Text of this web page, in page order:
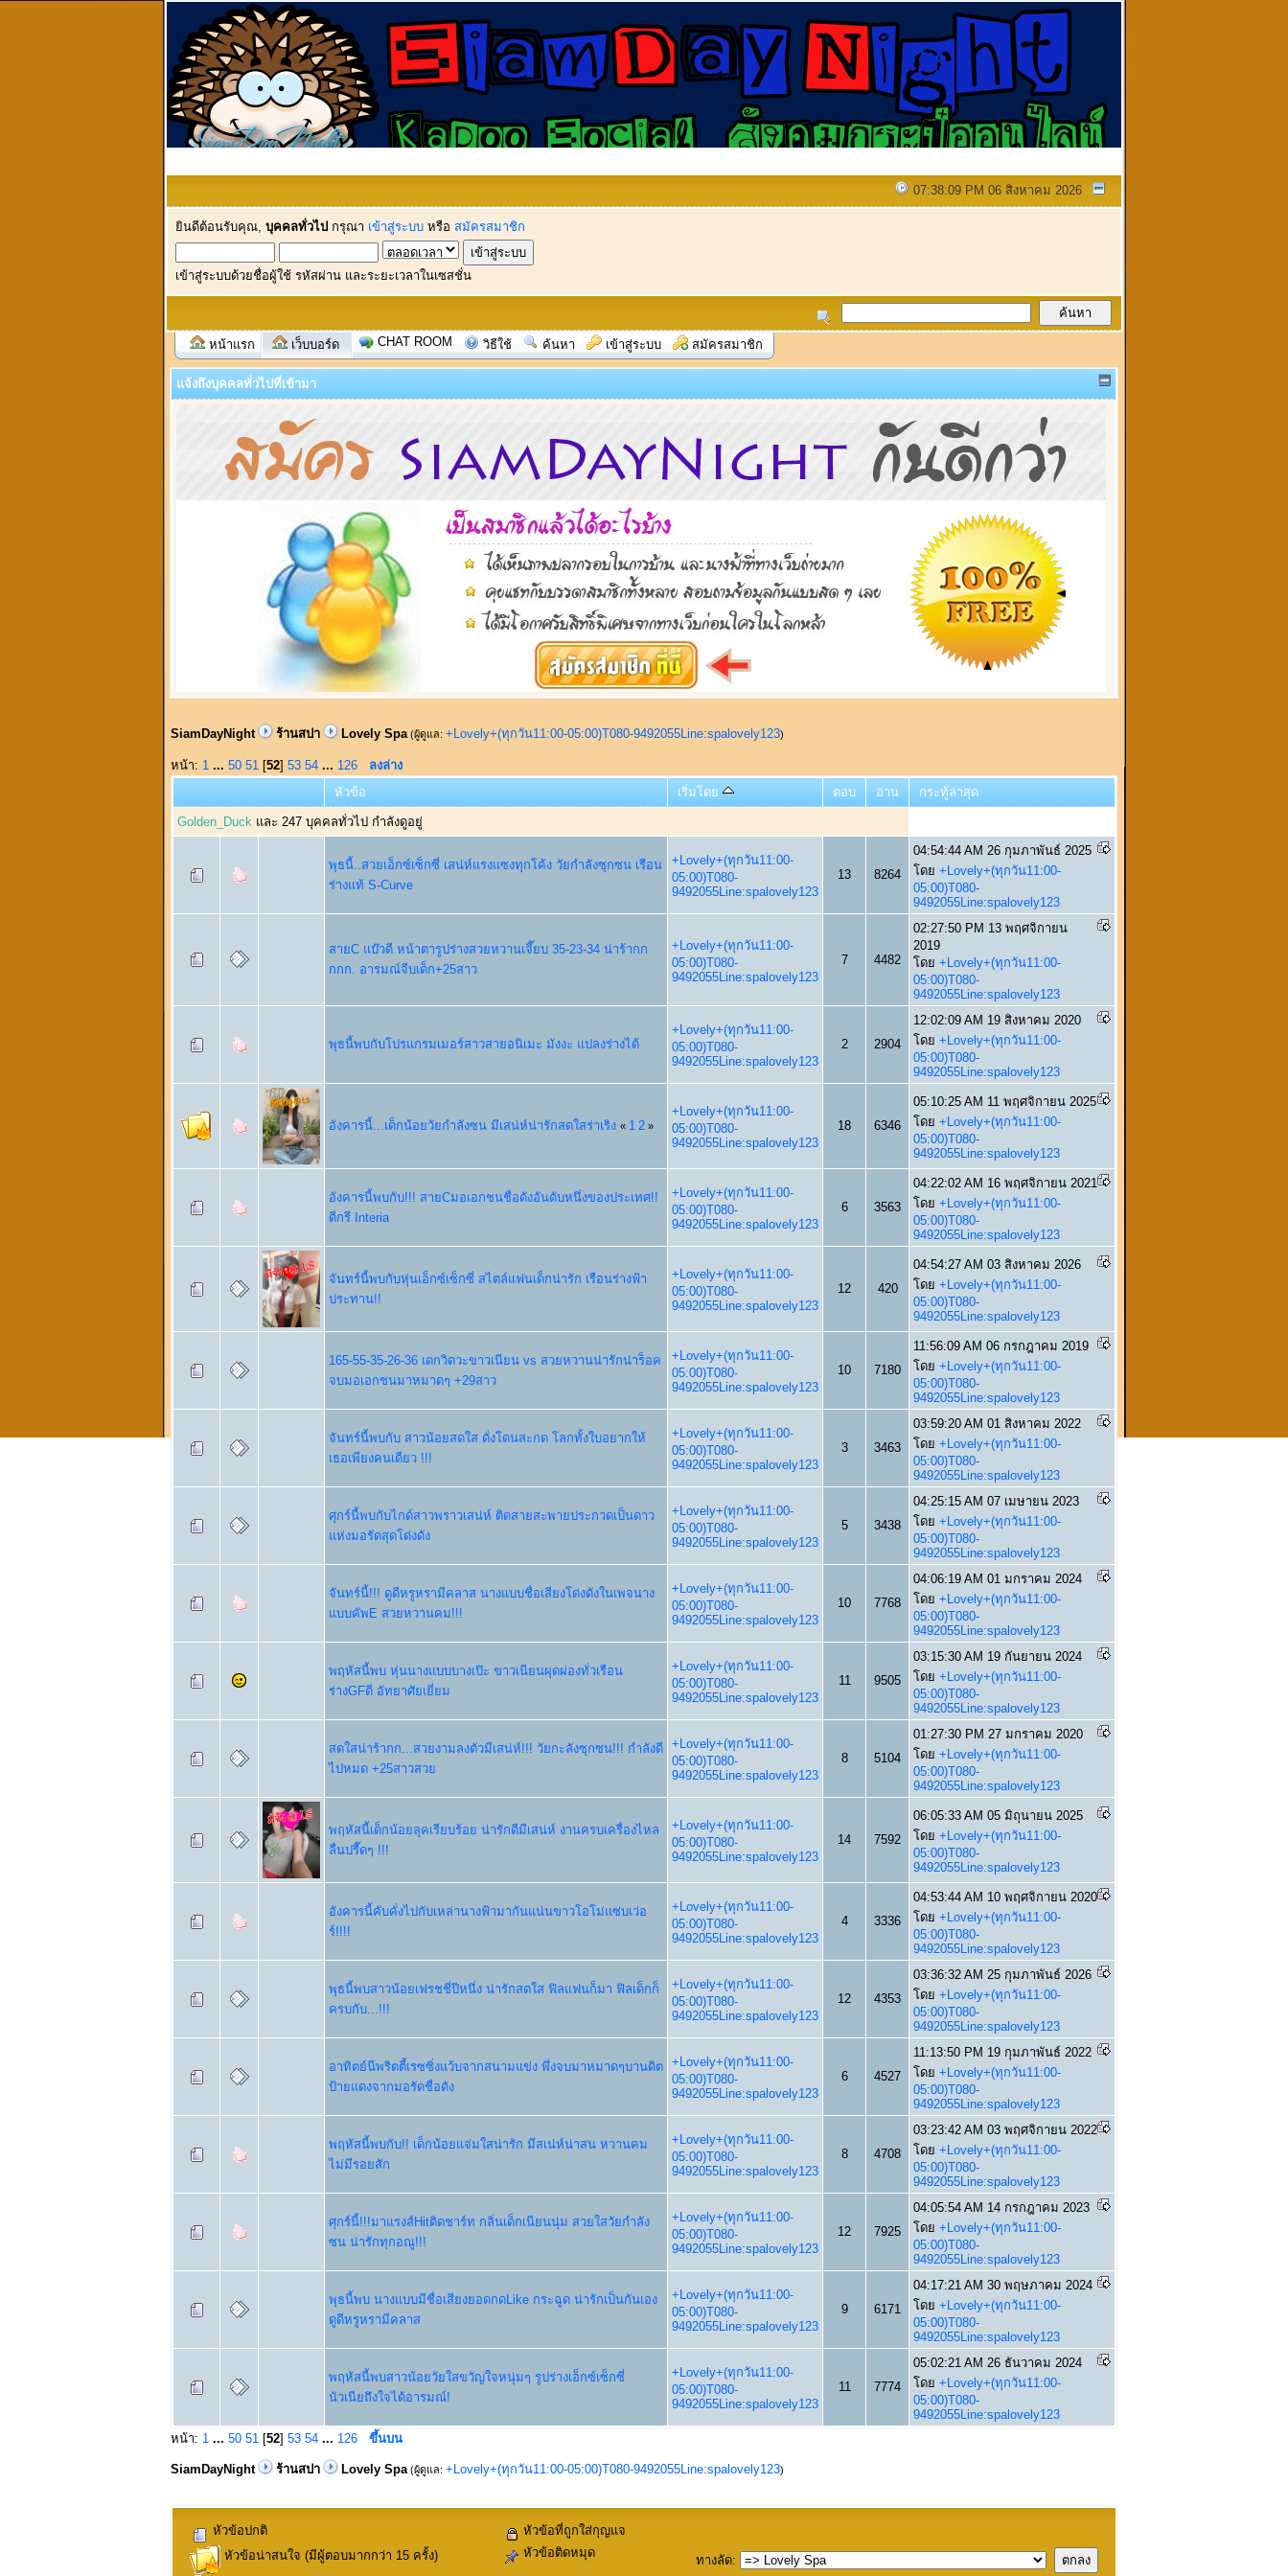
07:38:09 PM 06 สิงหาคม 2026
ยินดีต้อนรับคุณ, บุคคลทั่วไป กรุณา เข้าสู่ระบบ หรือ สมัครสมาชิก
เข้าสู่ระบบด้วยชื่อผู้ใช้ รหัสผ่าน และระยะเวลาในเซสชั่น
หน้าแรก เว็บบอร์ด CHAT ROOM วิธีใช้ ค้นหา เข้าสู่ระบบ สมัครสมาชิก
แจ้งถึงบุคคลทั่วไปที่เข้ามา
SiamDayNight ร้านสปา Lovely Spa (ผู้ดูแล: +Lovely+(ทุกวัน11:00-05:00)T080-9492055Line:spalovely123)
หน้า: 1 ... 50 51 [52] 53 54 ... 126
ลงล่าง
หัวข้อ
เริ่มโดย ตอบ อ่าน กระทู้ล่าสุด
Golden_Duck และ 247 บุคคลทั่วไป กำลังดูอยู่
พุธนี้..สวยเอ็กซ์เซ็กซี่ เสน่ห์แรงแซงทุกโค้ง วัยกำลังซุกซน เรือน
ร่างแท้ S-Curve
+Lovely+(ทุกวัน11:00-
05:00)T080-
9492055Line:spalovely123
13 8264
04:54:44 AM 26 กุมภาพันธ์ 2025
โดย +Lovely+(ทุกวัน11:00-
05:00)T080-
9492055Line:spalovely123
สายC แบ๊วดี หน้าตารูปร่างสวยหวานเจี๊ยบ 35-23-34 น่าร้ากก
กกก. อารมณ์จีบเด็ก+25สาว
+Lovely+(ทุกวัน11:00-
05:00)T080-
9492055Line:spalovely123
7 4482
02:27:50 PM 13 พฤศจิกายน
2019
โดย +Lovely+(ทุกวัน11:00-
05:00)T080-
9492055Line:spalovely123
พุธนี้พบกับโปรแกรมเมอร์สาวสายอนิเมะ มังงะ แปลงร่างได้
+Lovely+(ทุกวัน11:00-
05:00)T080-
9492055Line:spalovely123
2 2904
12:02:09 AM 19 สิงหาคม 2020
โดย +Lovely+(ทุกวัน11:00-
05:00)T080-
9492055Line:spalovely123
อังคารนี้...เด็กน้อยวัยกำลังซน มีเสน่ห์น่ารักสดใสร่าเริง « 1 2 »
+Lovely+(ทุกวัน11:00-
05:00)T080-
9492055Line:spalovely123
18 6346
05:10:25 AM 11 พฤศจิกายน 2025
โดย +Lovely+(ทุกวัน11:00-
05:00)T080-
9492055Line:spalovely123
อังคารนี้พบกับ!!! สายCมอเอกชนชื่อดังอันดับหนึ่งของประเทศ!!
ดีกรี Interia
+Lovely+(ทุกวัน11:00-
05:00)T080-
9492055Line:spalovely123
6 3563
04:22:02 AM 16 พฤศจิกายน 2021
โดย +Lovely+(ทุกวัน11:00-
05:00)T080-
9492055Line:spalovely123
จันทร์นี้พบกับหุ่นเอ็กซ์เซ็กซี่ สไตล์แฟนเด็กน่ารัก เรือนร่างฟ้า
ประทาน!!
+Lovely+(ทุกวัน11:00-
05:00)T080-
9492055Line:spalovely123
12 420
04:54:27 AM 03 สิงหาคม 2026
โดย +Lovely+(ทุกวัน11:00-
05:00)T080-
9492055Line:spalovely123
165-55-35-26-36 เดกวิดวะขาวเนียน vs สวยหวานน่ารักน่าร็อค
จบมอเอกชนมาหมาดๆ +29สาว
+Lovely+(ทุกวัน11:00-
05:00)T080-
9492055Line:spalovely123
10 7180
11:56:09 AM 06 กรกฎาคม 2019
โดย +Lovely+(ทุกวัน11:00-
05:00)T080-
9492055Line:spalovely123
จันทร์นี้พบกับ สาวน้อยสดใส ดั่งโดนสะกด โลกทั้งใบอยากให้
เธอเพียงคนเดียว !!!
+Lovely+(ทุกวัน11:00-
05:00)T080-
9492055Line:spalovely123
3 3463
03:59:20 AM 01 สิงหาคม 2022
โดย +Lovely+(ทุกวัน11:00-
05:00)T080-
9492055Line:spalovely123
ศุกร์นี้พบกับไกด์สาวพราวเสน่ห์ ติดสายสะพายประกวดเป็นดาว
แห่งมอรัดสุดโด่งดัง
+Lovely+(ทุกวัน11:00-
05:00)T080-
9492055Line:spalovely123
5 3438
04:25:15 AM 07 เมษายน 2023
โดย +Lovely+(ทุกวัน11:00-
05:00)T080-
9492055Line:spalovely123
จันทร์นี้!!! ดูดีหรูหรามีคลาส นางแบบชื่อเสียงโด่งดังในเพจนาง
แบบคัพE สวยหวานคม!!!
+Lovely+(ทุกวัน11:00-
05:00)T080-
9492055Line:spalovely123
10 7768
04:06:19 AM 01 มกราคม 2024
โดย +Lovely+(ทุกวัน11:00-
05:00)T080-
9492055Line:spalovely123
พฤหัสนี้พบ หุ่นนางแบบบางเป๊ะ ขาวเนียนผุดผ่องทั่วเรือน
ร่างGFดี อัทยาศัยเยี่ยม
+Lovely+(ทุกวัน11:00-
05:00)T080-
9492055Line:spalovely123
11 9505
03:15:30 AM 19 กันยายน 2024
โดย +Lovely+(ทุกวัน11:00-
05:00)T080-
9492055Line:spalovely123
สดใสน่าร้ากก...สวยงามลงตัวมีเสน่ห์!!! วัยกะลังซุกซน!!! กำลังดี
ไปหมด +25สาวสวย
+Lovely+(ทุกวัน11:00-
05:00)T080-
9492055Line:spalovely123
8 5104
01:27:30 PM 27 มกราคม 2020
โดย +Lovely+(ทุกวัน11:00-
05:00)T080-
9492055Line:spalovely123
พฤหัสนี้เด็กน้อยลุคเรียบร้อย น่ารักดีมีเสน่ห์ งานครบเครื่องไหล
ลื่นปรื๊ดๆ !!!
+Lovely+(ทุกวัน11:00-
05:00)T080-
9492055Line:spalovely123
14 7592
06:05:33 AM 05 มิถุนายน 2025
โดย +Lovely+(ทุกวัน11:00-
05:00)T080-
9492055Line:spalovely123
อังคารนี้คับคั่งไปกับเหล่านางฟ้ามากันแน่นขาวโอโม่แซ่บเว่อ
ร์!!!!
+Lovely+(ทุกวัน11:00-
05:00)T080-
9492055Line:spalovely123
4 3336
04:53:44 AM 10 พฤศจิกายน 2020
โดย +Lovely+(ทุกวัน11:00-
05:00)T080-
9492055Line:spalovely123
พุธนี้พบสาวน้อยเฟรชชี่ปีหนึ่ง น่ารักสดใส ฟิลแฟนก็มา ฟิลเด็กก็
ครบกับ...!!!
+Lovely+(ทุกวัน11:00-
05:00)T080-
9492055Line:spalovely123
12 4353
03:36:32 AM 25 กุมภาพันธ์ 2026
โดย +Lovely+(ทุกวัน11:00-
05:00)T080-
9492055Line:spalovely123
อาทิตย์นีพริตตี้เรซซิ่งแว้บจากสนามแข่ง พึ่งจบมาหมาดๆบานดิต
ป้ายแดงจากมอรัดชื่อดัง
+Lovely+(ทุกวัน11:00-
05:00)T080-
9492055Line:spalovely123
6 4527
11:13:50 PM 19 กุมภาพันธ์ 2022
โดย +Lovely+(ทุกวัน11:00-
05:00)T080-
9492055Line:spalovely123
พฤหัสนี้พบกับ!! เด็กน้อยแจ่มใสน่ารัก มีสเน่ห์น่าสน หวานคม
ไม่มีรอยสัก
+Lovely+(ทุกวัน11:00-
05:00)T080-
9492055Line:spalovely123
8 4708
03:23:42 AM 03 พฤศจิกายน 2022
โดย +Lovely+(ทุกวัน11:00-
05:00)T080-
9492055Line:spalovely123
ศุกร์นี้!!!มาแรงส์Hitติดชาร์ท กลิ่นเด็กเนียนนุ่ม สวยใสวัยกำลัง
ซน น่ารักทุกอณู!!!
+Lovely+(ทุกวัน11:00-
05:00)T080-
9492055Line:spalovely123
12 7925
04:05:54 AM 14 กรกฎาคม 2023
โดย +Lovely+(ทุกวัน11:00-
05:00)T080-
9492055Line:spalovely123
พุธนี้พบ นางแบบมีชื่อเสียงยอดกดLike กระฉูด น่ารักเป็นกันเอง
ดูดีหรูหรามีคลาส
+Lovely+(ทุกวัน11:00-
05:00)T080-
9492055Line:spalovely123
9 6171
04:17:21 AM 30 พฤษภาคม 2024
โดย +Lovely+(ทุกวัน11:00-
05:00)T080-
9492055Line:spalovely123
พฤหัสนี้พบสาวน้อยวัยใสขวัญใจหนุ่มๆ รูปร่างเอ็กซ์เซ็กซี่
นัวเนียถึงใจได้อารมณ์!
+Lovely+(ทุกวัน11:00-
05:00)T080-
9492055Line:spalovely123
11 7774
05:02:21 AM 26 ธันวาคม 2024
โดย +Lovely+(ทุกวัน11:00-
05:00)T080-
9492055Line:spalovely123
หน้า: 1 ... 50 51 [52] 53 54 ... 126 ขึ้นบน
SiamDayNight ร้านสปา Lovely Spa (ผู้ดูแล: +Lovely+(ทุกวัน11:00-05:00)T080-9492055Line:spalovely123)
หัวข้อปกติ
หัวข้อน่าสนใจ (มีผู้ตอบมากกว่า 15 ครั้ง)
หัวข้อที่ถูกใส่กุญแจ
หัวข้อติดหมุด
ทางลัด: